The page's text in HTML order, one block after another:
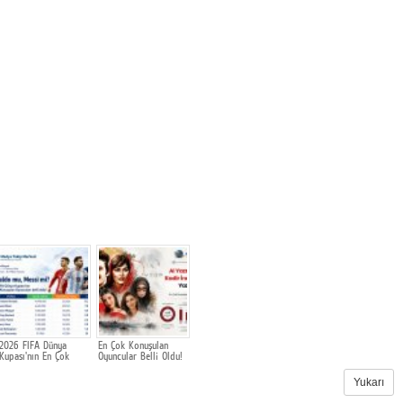
2026 FIFA Dünya
Kupası'nın En Çok
En Çok Konuşulan
Oyuncular Belli Oldu!
Yukarı